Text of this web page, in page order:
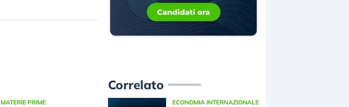
MATERIE PRIME
Correlato
ECONOMIA INTERNAZIONALE